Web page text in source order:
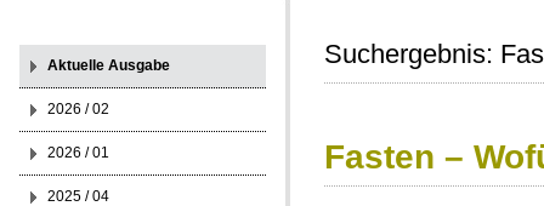
Suchergebnis:
Fasten –
Aktuelle Ausgabe
2026 / 02
2026 / 01
2025 / 04